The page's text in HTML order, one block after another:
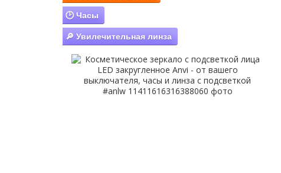
🕑 Часы
🔎 Увилечительная линза